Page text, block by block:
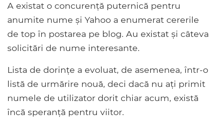
A existat o concurență puternică pentru
anumite nume și Yahoo a enumerat cererile
de top în postarea pe blog. Au existat și câteva
solicitări de nume interesante.
Lista de dorințe a evoluat, de asemenea, într-o
listă de urmărire nouă, deci dacă nu ați primit
numele de utilizator dorit chiar acum, există
încă speranță pentru viitor.